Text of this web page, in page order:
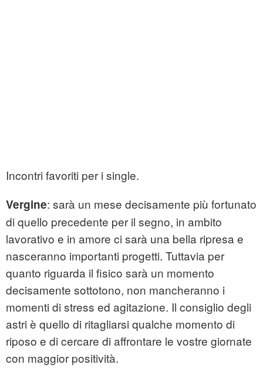
Incontri favoriti per i single.
Vergine: sarà un mese decisamente più fortunato
di quello precedente per il segno, in ambito
lavorativo e in amore ci sarà una bella ripresa e
nasceranno importanti progetti. Tuttavia per
quanto riguarda il fisico sarà un momento
decisamente sottotono, non mancheranno i
momenti di stress ed agitazione. Il consiglio degli
astri è quello di ritagliarsi qualche momento di
riposo e di cercare di affrontare le vostre giornate
con maggior positività.